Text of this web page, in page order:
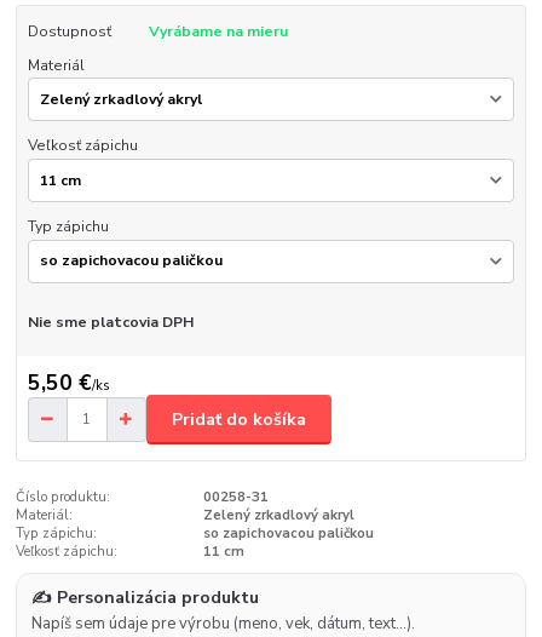
Dostupnosť
Vyrábame na mieru
Materiál
Veľkosť zápichu
Typ zápichu
Nie sme platcovia DPH
5,50 €/ks
Pridať do košíka
Číslo produktu:
00258-31
Materiál:
Zelený zrkadlový akryl
Typ zápichu:
so zapichovacou paličkou
Veľkosť zápichu:
11 cm
✍️ Personalizácia produktu
Napíš sem údaje pre výrobu (meno, vek, dátum, text…).